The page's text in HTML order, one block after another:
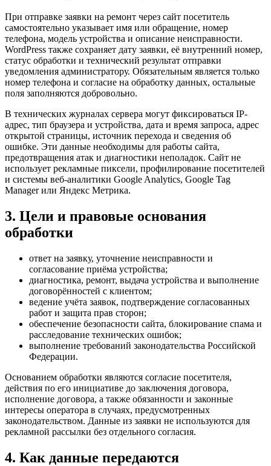
При отправке заявки на ремонт через сайт посетитель
самостоятельно указывает имя или обращение, номер
телефона, модель устройства и описание неисправности.
WordPress также сохраняет дату заявки, её внутренний номер,
статус обработки и технический результат отправки
уведомления администратору. Обязательным является только
номер телефона и согласие на обработку данных, остальные
поля заполняются добровольно.
В технических журналах сервера могут фиксироваться IP-
адрес, тип браузера и устройства, дата и время запроса, адрес
открытой страницы, источник перехода и сведения об
ошибке. Эти данные необходимы для работы сайта,
предотвращения атак и диагностики неполадок. Сайт не
использует рекламные пиксели, профилирование посетителей
и системы веб-аналитики Google Analytics, Google Tag
Manager или Яндекс Метрика.
3. Цели и правовые основания
обработки
ответ на заявку, уточнение неисправности и
согласование приёма устройства;
диагностика, ремонт, выдача устройства и выполнение
договорённостей с клиентом;
ведение учёта заявок, подтверждение согласованных
работ и защита прав сторон;
обеспечение безопасности сайта, блокирование спама и
расследование технических ошибок;
выполнение требований законодательства Российской
Федерации.
Основанием обработки являются согласие посетителя,
действия по его инициативе до заключения договора,
исполнение договора, а также обязанности и законные
интересы оператора в случаях, предусмотренных
законодательством. Данные из заявки не используются для
рекламной рассылки без отдельного согласия.
4. Как данные передаются